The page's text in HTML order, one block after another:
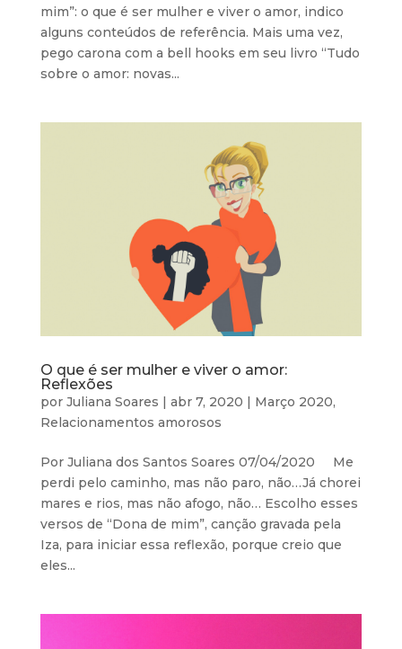
mim”: o que é ser mulher e viver o amor, indico
alguns conteúdos de referência. Mais uma vez,
pego carona com a bell hooks em seu livro “Tudo
sobre o amor: novas...
O que é ser mulher e viver o amor:
Reflexões
por Juliana Soares | abr 7, 2020 | Março 2020,
Relacionamentos amorosos
Por Juliana dos Santos Soares 07/04/2020 Me
perdi pelo caminho, mas não paro, não…Já chorei
mares e rios, mas não afogo, não… Escolho esses
versos de “Dona de mim”, canção gravada pela
Iza, para iniciar essa reflexão, porque creio que
eles...